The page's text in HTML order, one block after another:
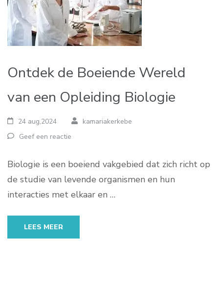
Ontdek de Boeiende Wereld
van een Opleiding Biologie
24 aug,2024
kamariakerkebe
Geef een reactie
Biologie is een boeiend vakgebied dat zich richt op
de studie van levende organismen en hun
interacties met elkaar en …
LEES MEER